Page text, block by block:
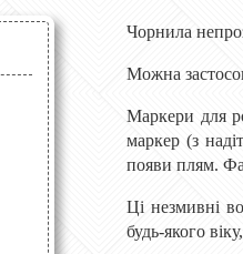
Чорнила
Можна
Маркери для
маркер (з
появи плям.
Ці незмивні
будь-якого